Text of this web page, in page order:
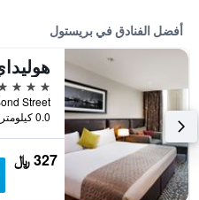
أفضل الفنادق في بريستول
4 نجوم
0.0 كيلومتر عن وسط المدينة
327 ﷼